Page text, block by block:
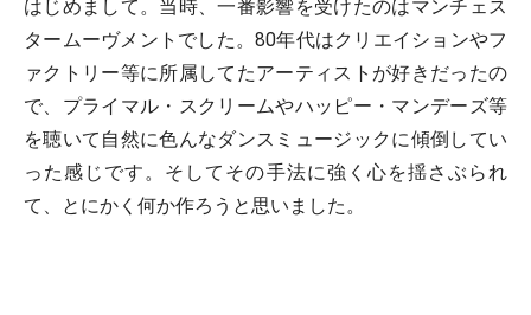
はじめまして。当時、一番影響を受けたのはマンチェス
タームーヴメントでした。80年代はクリエイションやフ
ァクトリー等に所属してたアーティストが好きだったの
で、プライマル・スクリームやハッピー・マンデーズ等
を聴いて自然に色んなダンスミュージックに傾倒してい
った感じです。そしてその手法に強く心を揺さぶられ
て、とにかく何か作ろうと思いました。